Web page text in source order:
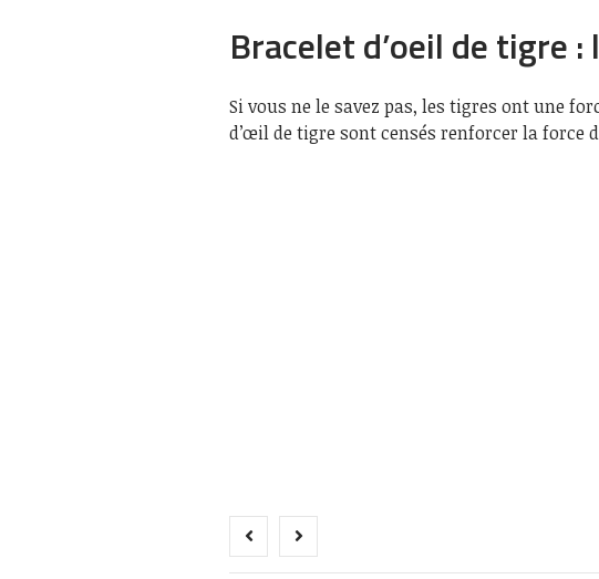
Bracelet d’oeil de tigre :
Si vous ne le savez pas, les tigres ont une
d’œil de tigre sont censés renforcer la force